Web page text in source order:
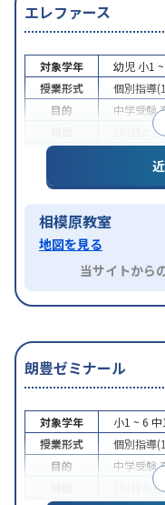
エレファース
対象学年 幼児 小1
授業形式
個別指導
目的
中学受験
1科目か
相模原教室
地図を見る
当サイトから
朗豊ゼミナール
対象学年 小1 ~ 6
授業形式
個別指導
目的
中学受験
1科目か